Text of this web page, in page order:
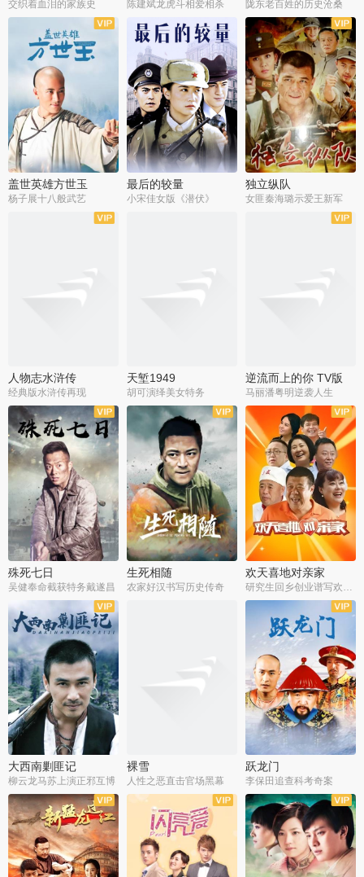
交织着血泪的家族史 陈建斌龙虎斗相爱相杀
陇东老百姓的历史沧桑
全36集
盖世英雄方世玉
杨子展十八般武艺
全28集
最后的较量
小宋佳女版《潜伏》
全44集
独立纵队
女匪秦海璐示爱王新军
人物志水浒传
经典版水浒传再现
天堑1949
胡可演绎美女特务
逆流而上的你 TV版
马丽潘粤明逆袭人生
全34集
殊死七日
吴健奉命截获特务戴遂昌
全21集
生死相随
农家好汉书写历史传奇
全35集
欢天喜地对亲家
大西南剿匪记
柳云龙马苏上演正邪互博
裸雪
人性之恶直击官场黑幕
全30集
跃龙门
李保田追查科考奇案
全36集
全37集 全30集